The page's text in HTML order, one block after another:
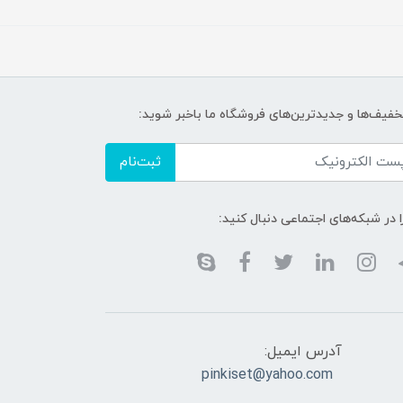
و جدیدترین‌های فروشگاه ما باخبر شوید:
ثبت‌نام
در شبکه‌های اجتماعی دنبال کنید:
آدرس ایمیل:
pinkiset@yahoo.com